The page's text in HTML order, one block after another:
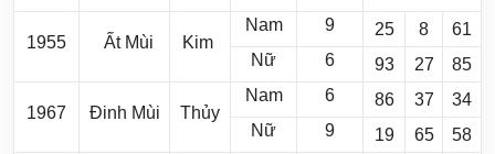
1955 Ất Mùi Kim
Nam 9 25 8
61
Nữ
6 93 27 85
1967 Đinh Mùi Thủy
Nam 6 86 37
34
Nữ
9 19 65 58